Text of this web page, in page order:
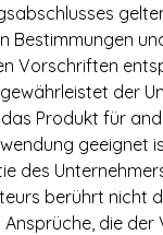
Bestimmungen
Vorschriften
der
Produkt für
geeignet
des
berührt nicht
Ansprüche, die